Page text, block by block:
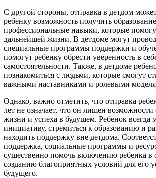
С другой стороны, отправка в детдом
ребенку возможность получить
профессиональные навыки, которые
дальнейшей жизни. В детдоме могут
специальные программы поддержки и
помогут ребенку обрести уверенность в
самостоятельности. Также, в детдоме
познакомиться с людьми, которые смогут
важными наставниками и ролевыми
Однако, важно отметить, что отправка
лет не означает, что он лишен возможности
жизни и успеха в будущем. Ребенок всегда
инициативу, стремиться к образованию и
находить поддержку вне детдома.
поддержка, социальные программы и
существенно помочь включению ребенка в
созданию благоприятных условий для его
будущего.